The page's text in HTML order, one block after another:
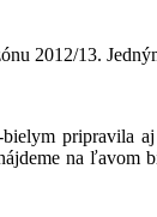
2012/13.
pripravila
na